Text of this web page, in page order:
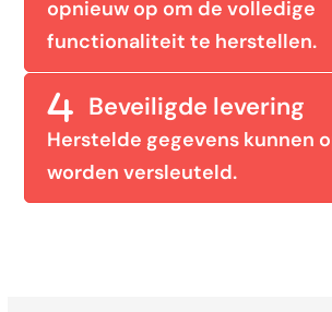
opnieuw op om de volledige
functionaliteit te herstellen.
Beveiligde levering
Herstelde gegevens kunnen
worden versleuteld.